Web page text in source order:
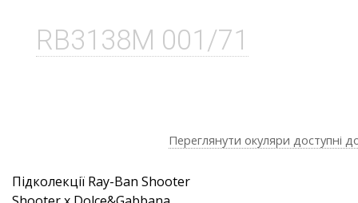
RB3138M 001/71
Переглянути окуляри доступні
Підколекції Ray-Ban Shooter